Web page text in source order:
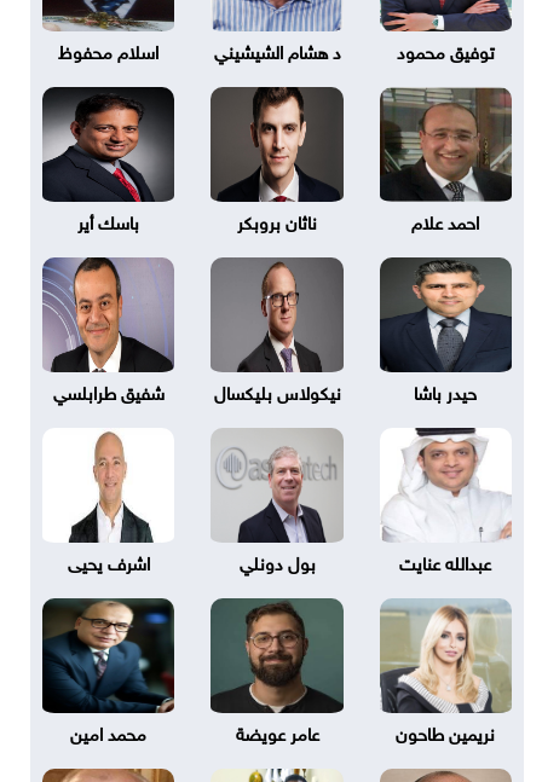
توفيق محمود د هشام الشيشيني اسلام محفوظ
احمد علام ناثان بروبكر باسك أير
حيدر باشا نيكولاس بليكسال شفيق طرابلسي
عبدالله عنايت بول دونلي اشرف يحيى
نريمين طاحون عامر عويضة محمد امين